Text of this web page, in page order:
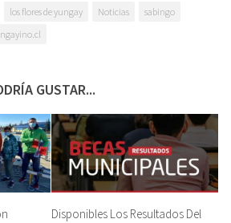
los flores de yungay Noticias
sabingo
GUSTAR...
Disponibles Los Resultados Del